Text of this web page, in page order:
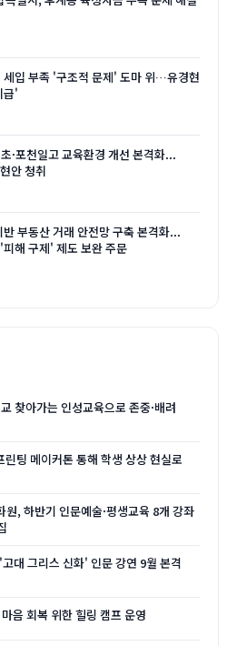
세입 부족 '구조적 문제' 도마 위…유경현
급'
·포천일고 교육환경 개선 본격화...
안 청취
부동산 거래 안전망 구축 본격화...
해 구제' 제도 보완 주문
찾아가는 인성교육으로 존중·배려
팅 메이커톤 통해 학생 상상 현실로
원, 하반기 인문예술·평생교육 8개 강좌
대 그리스 신화' 인문 강연 9월 본격
음 회복 위한 힐링 캠프 운영